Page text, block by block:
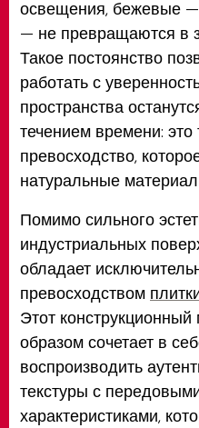
освещения, бежевые —
— не превращаются в
Такое постоянство
работать с
пространства
течением времени: это
превосходство,
натуральные
Помимо сильного
индустриальных
обладает
превосходством
Этот
образом сочетает в
воспроизводить
текстуры с
характеристиками,